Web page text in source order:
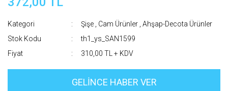
Kategori Şişe , Cam Ürünler ,Ahşap-Decota Ürünler
Stok Kodu
th1_ys_SAN1599
Fiyat
310,00 TL + KDV
GELİNCE HABER VER